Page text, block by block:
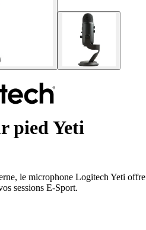
pied Yeti
le microphone Logitech Yeti offre
sessions E-Sport.